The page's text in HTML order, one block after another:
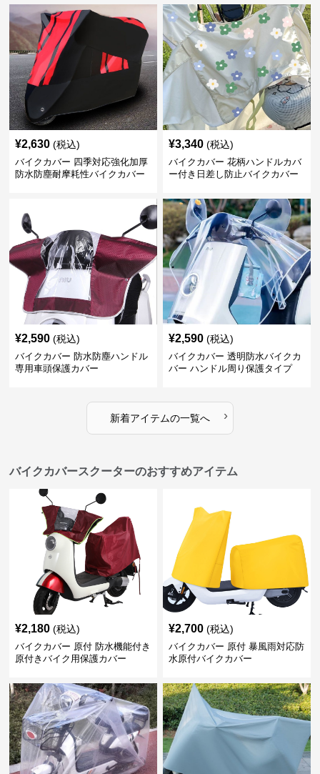
¥2,630 (税込)
バイクカバー 四季対応強化加厚
防水防塵耐摩耗性バイクカバー
¥3,340 (税込)
バイクカバー 花柄ハンドルカバ
ー付き日差し防止バイクカバー
¥2,590 (税込)
バイクカバー 防水防塵ハンドル
専用車頭保護カバー
¥2,590 (税込)
バイクカバー 透明防水バイクカ
バー ハンドル周り保護タイプ
新着アイテムの一覧へ ›
バイクカバースクーターのおすすめアイテム
¥2,180 (税込)
バイクカバー 原付 防水機能付き
原付きバイク用保護カバー
¥2,700 (税込)
バイクカバー 原付 暴風雨対応防
水原付バイクカバー